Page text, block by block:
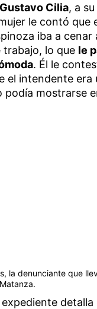
Gustavo Cilia, a
le contó que
iba a cenar
trabajo, lo que le
. Él le
el intendente era
podía mostrarse
la denunciante que